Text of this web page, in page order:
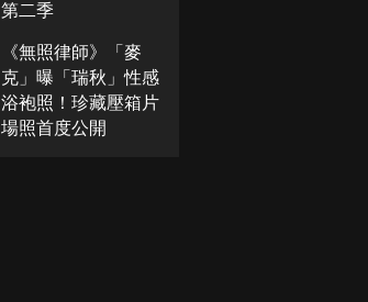
第二季
《無照律師》「麥
克」曝「瑞秋」性感
浴袍照！珍藏壓箱片
場照首度公開